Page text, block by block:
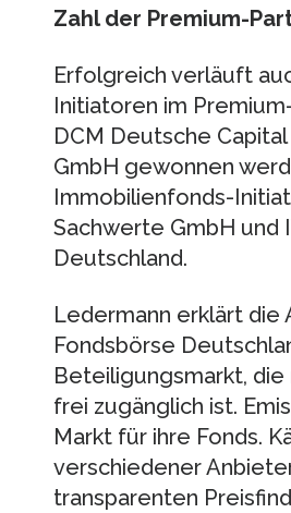
Zahl der Premium-
Erfolgreich verläuft
Initiatoren im
DCM Deutsche
GmbH gewonnen
Immobilienfonds-
Sachwerte GmbH und
Deutschland.
Ledermann erklärt die
Fondsbörse
Beteiligungsmarkt,
frei zugänglich ist.
Markt für ihre Fonds.
verschiedener
transparenten